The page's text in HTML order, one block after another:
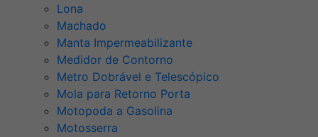
Lona
Machado
Manta Impermeabilizante
Medidor de Contorno
Metro Dobrável e Telescópico
Mola para Retorno Porta
Motopoda a Gasolina
Motosserra